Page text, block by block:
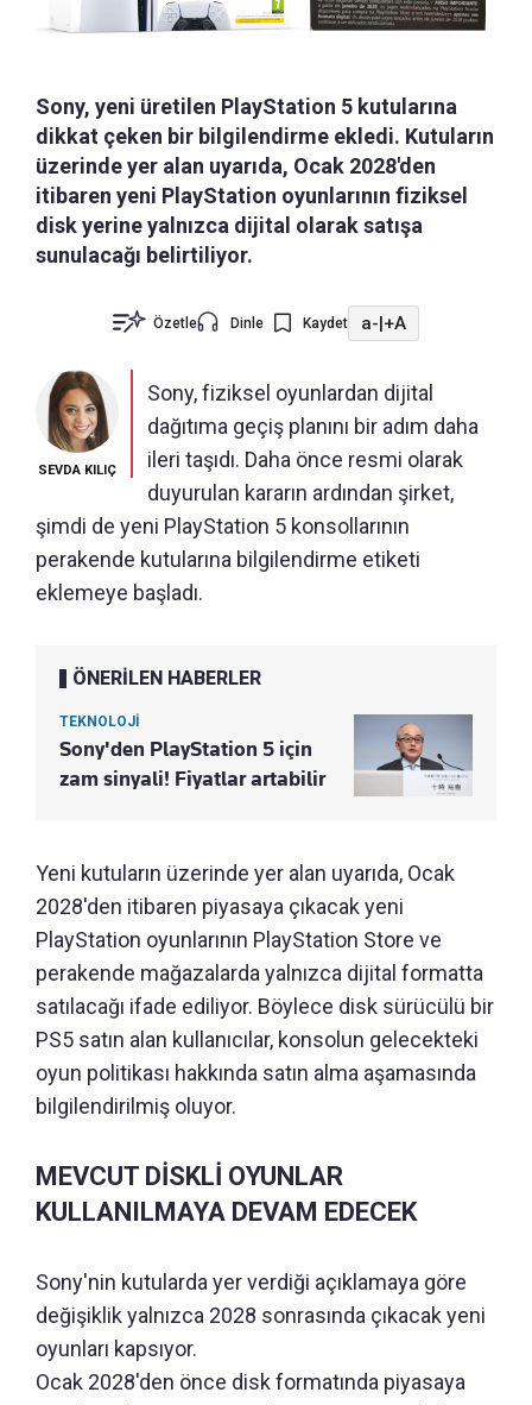
Sony, yeni üretilen PlayStation 5 kutularına
dikkat çeken bir bilgilendirme ekledi. Kutuların
üzerinde yer alan uyarıda, Ocak 2028'den
itibaren yeni PlayStation oyunlarının fiziksel
disk yerine yalnızca dijital olarak satışa
sunulacağı belirtiliyor.
Özetle Dinle Kaydet a-|+A
SEVDA KILIÇ
Sony, fiziksel oyunlardan dijital
dağıtıma geçiş planını bir adım daha
ileri taşıdı. Daha önce resmi olarak
duyurulan kararın ardından şirket,
şimdi de yeni PlayStation 5 konsollarının
perakende kutularına bilgilendirme etiketi
eklemeye başladı.
ÖNERİLEN HABERLER
TEKNOLOJİ
Sony'den PlayStation 5 için
zam sinyali! Fiyatlar artabilir
Yeni kutuların üzerinde yer alan uyarıda, Ocak
2028'den itibaren piyasaya çıkacak yeni
PlayStation oyunlarının PlayStation Store ve
perakende mağazalarda yalnızca dijital formatta
satılacağı ifade ediliyor. Böylece disk sürücülü bir
PS5 satın alan kullanıcılar, konsolun gelecekteki
oyun politikası hakkında satın alma aşamasında
bilgilendirilmiş oluyor.
MEVCUT DİSKLİ OYUNLAR
KULLANILMAYA DEVAM EDECEK
Sony'nin kutularda yer verdiği açıklamaya göre
değişiklik yalnızca 2028 sonrasında çıkacak yeni
oyunları kapsıyor.
Ocak 2028'den önce disk formatında piyasaya